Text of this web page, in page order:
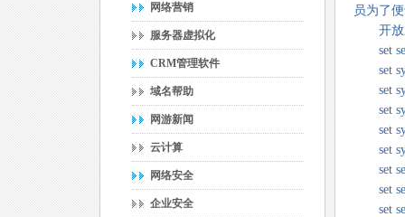
网络营销
服务器虚拟化
CRM管理软件
域名帮助
网游新闻
云计算
网络安全
企业安全
员为了
开放
set
set
set
set
set
set
set
set
set